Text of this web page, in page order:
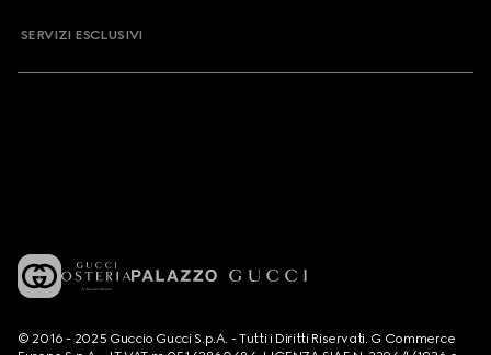
SERVIZI ESCLUSIVI
© 2016 - 2025 Guccio Gucci S.p.A. - Tutti i Diritti Riservati. G Commerce